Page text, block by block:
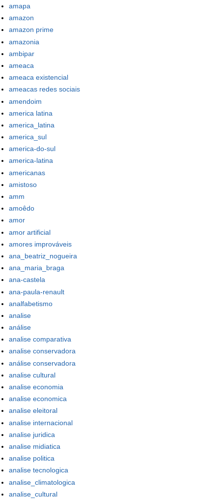
amapa
amazon
amazon prime
amazonia
ambipar
ameaca
ameaca existencial
ameacas redes sociais
amendoim
america latina
america_latina
america_sul
america-do-sul
america-latina
americanas
amistoso
amm
amoêdo
amor
amor artificial
amores improváveis
ana_beatriz_nogueira
ana_maria_braga
ana-castela
ana-paula-renault
analfabetismo
analise
análise
analise comparativa
analise conservadora
análise conservadora
analise cultural
analise economia
analise economica
analise eleitoral
analise internacional
analise juridica
analise midiatica
analise politica
analise tecnologica
analise_climatologica
analise_cultural